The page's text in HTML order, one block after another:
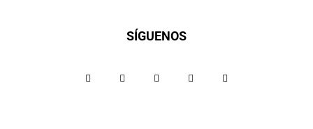
SÍGUENOS